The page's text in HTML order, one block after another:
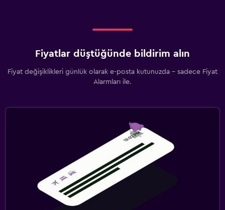
Fiyatlar düştüğünde bildirim alın
Fiyat değişiklikleri günlük olarak e-posta kutunuzda - sadece Fiyat
Alarmları ile.